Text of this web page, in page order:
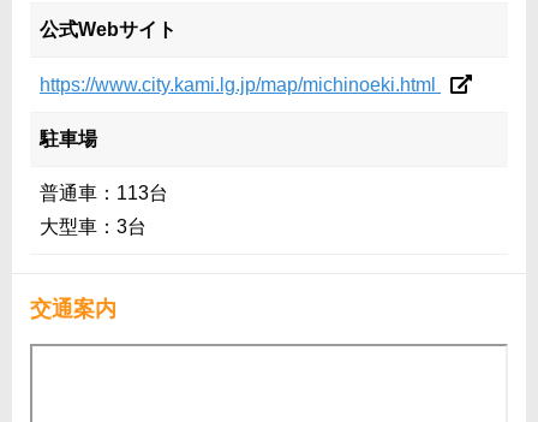
公式Webサイト
https://www.city.kami.lg.jp/map/michinoeki.html
駐車場
普通車：113台
大型車：3台
交通案内